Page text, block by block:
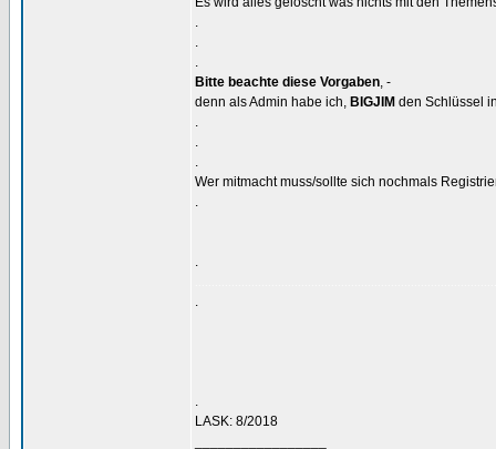
.
.
.
Bitte beachte diese Vorgaben, -
denn als Admin habe ich, BIGJIM den Schlüssel
.
.
.
Wer mitmacht muss/sollte sich nochmals
.
.
.
.
LASK: 8/2018